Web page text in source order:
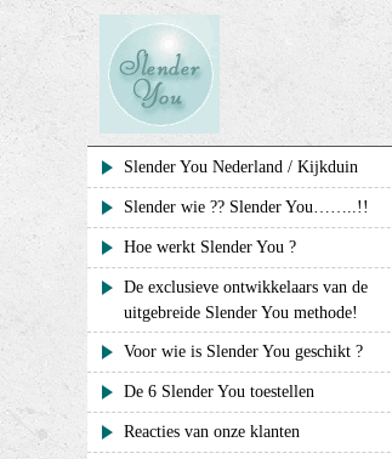
Skip
content
Slender You Nederland / Kijkduin
Slender wie ?? Slender You……..!!
Hoe werkt Slender You ?
De exclusieve ontwikkelaars van de
uitgebreide Slender You methode!
Voor wie is Slender You geschikt ?
De 6 Slender You toestellen
Reacties van onze klanten